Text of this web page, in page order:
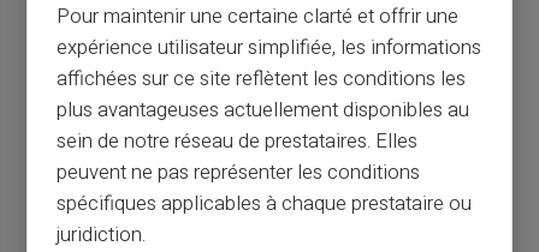
Pour maintenir une certaine clarté et offrir une
expérience utilisateur simplifiée, les informations
affichées sur ce site reflètent les conditions les
plus avantageuses actuellement disponibles au
sein de notre réseau de prestataires. Elles
peuvent ne pas représenter les conditions
spécifiques applicables à chaque prestataire ou
juridiction.